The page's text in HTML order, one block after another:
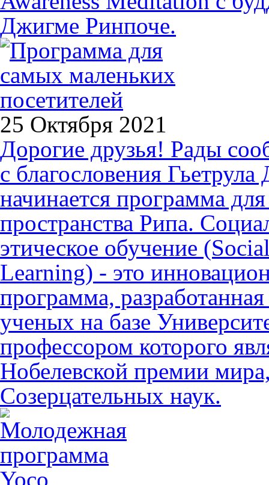
Джигме Ринпоче.
25 Октября 2021
Дорогие друзья! Рады
с благословения
начинается программа
пространства Рипа.
этическое обучение
Learning) - это
программа,
ученых на базе
профессором которого
Нобелевской премии
Созерцательных наук.